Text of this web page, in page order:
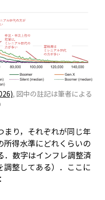
, 図中の註記は筆者による
まり，それぞれが同じ年
所得水準にどれくらいの
．数字はインフレ調整済
調整してある）．ここに